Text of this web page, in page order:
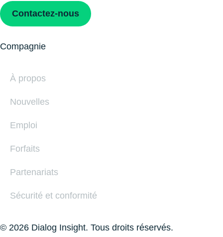
Contactez-nous
Compagnie
À propos
Nouvelles
Emploi
Forfaits
Partenariats
Sécurité et conformité
© 2026 Dialog Insight. Tous droits réservés.